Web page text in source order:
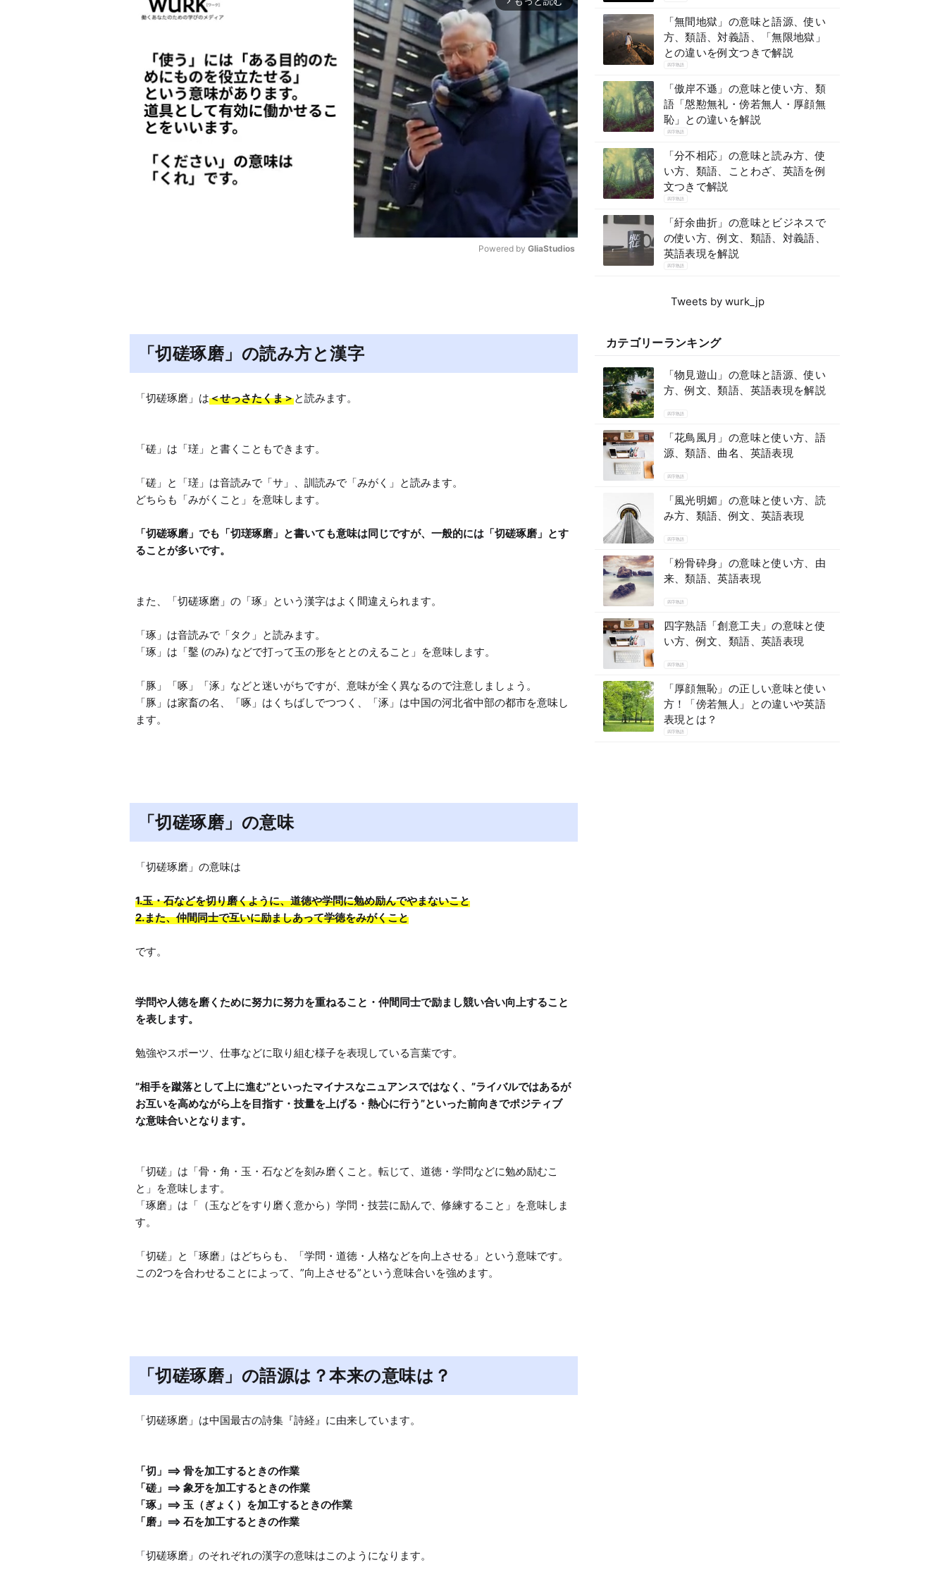
Powered by GliaStudios
「切磋琢磨」の読み方と漢字
「切磋琢磨」は＜せっさたくま＞と読みます。
「磋」は「瑳」と書くこともできます。
「磋」と「瑳」は音読みで「サ」、訓読みで「みがく」と読みます。
「切磋琢磨」でも「切瑳琢磨」と書いても意味は同じですが、一般的には「切磋琢磨」とす
また、「切磋琢磨」の「琢」という漢字はよく間違えられます。
「琢」は音読みで「タク」と読みます。
「琢」は「鑿 (のみ) などで打って玉の形をととのえること」を意味します。
「豚」「啄」「涿」などと迷いがちですが、意味が全く異なるので注意しましょう。
「豚」は家畜の名、「啄」はくちばしでつつく、「涿」は中国の河北省中部の都市を意味し
ます。
「切磋琢磨」の意味
1.玉・石などを切り磨くように、道徳や学問に勉め励んでやまないこと
です。
学問や人徳を磨くために努力に努力を重ねること・仲間同士で励まし競い合い向上すること
”相手を蹴落として上に進む”といったマイナスなニュアンスではなく、”ライバルではあるが
お互いを高めながら上を目指す・技量を上げる・熱心に行う”といった前向きでポジティブ
「切磋」は「骨・角・玉・石などを刻み磨くこと。転じて、道徳・学問などに勉め励むこ
と」を意味します。
「琢磨」は「（玉などをすり磨く意から）学問・技芸に励んで、修練すること」を意味しま
す。
「切磋」と「琢磨」はどちらも、「学問・道徳・人格などを向上させる」という意味です。
この2つを合わせることによって、”向上させる”という意味合いを強めます。
「切磋琢磨」の語源は？本来の意味は？
「切磋琢磨」は中国最古の詩集『詩経』に由来しています。
「切」==> 骨を加工するときの作業
「磋」==> 象牙を加工するときの作業
「琢」==> 玉（ぎょく）を加工するときの作業
「切磋琢磨」のそれぞれの漢字の意味はこのようになります。
「無間地獄」の意味と語源、使い
方、類語、対義語、「無限地獄」
との違いを例文つきで解説
四字熟語
「傲岸不遜」の意味と使い方、類
語「慇懃無礼・傍若無人・厚顔無
恥」との違いを解説
四字熟語
「分不相応」の意味と読み方、使
い方、類語、ことわざ、英語を例
文つきで解説
四字熟語
「紆余曲折」の意味とビジネスで
の使い方、例文、類語、対義語、
英語表現を解説
四字熟語
Tweets by wurk_jp
カテゴリーランキング
「物見遊山」の意味と語源、使い
方、例文、類語、英語表現を解説
四字熟語
「花鳥風月」の意味と使い方、語
源、類語、曲名、英語表現
四字熟語
「風光明媚」の意味と使い方、読
み方、類語、例文、英語表現
四字熟語
「粉骨砕身」の意味と使い方、由
来、類語、英語表現
四字熟語
四字熟語「創意工夫」の意味と使
い方、例文、類語、英語表現
四字熟語
「厚顔無恥」の正しい意味と使い
方！「傍若無人」との違いや英語
表現とは？
四字熟語